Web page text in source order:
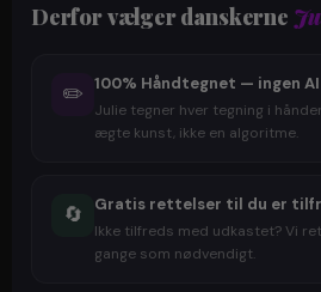
Derfor vælger danskerne
✏️ 100% Håndtegnet — ingen AI
Julie tegner hver tegning i
ægte kunst, ikke en algoritme.
🔄 Gratis rettelser til du er
Ikke tilfreds med udkastet? Vi
gange som nødvendigt.